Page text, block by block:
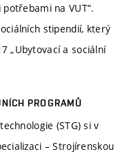
na VUT“.
stipendií, který
„Ubytovací a sociální
PROGRAMŮ
(STG) si v
– Strojírenskou